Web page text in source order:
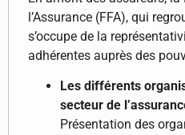
l’Assurance (FFA), qui
s’occupe de la
adhérentes auprès des
Les différents
secteur de
Présentation des